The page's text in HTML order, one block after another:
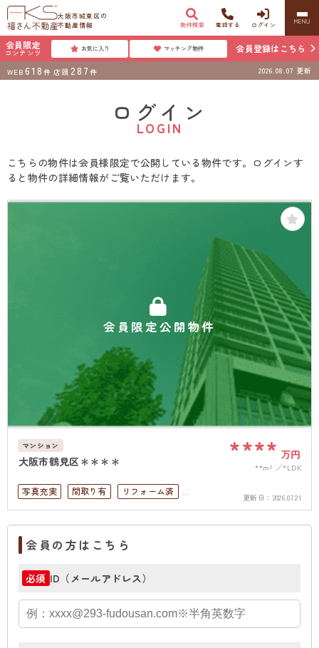
大阪市城東区の
不動産情報
物件検索 電話する ログイン MENU
会員限定
コンテンツ お気に入り マッチング物件 会員登録はこちら
WEB 618 件 店頭 287 件 2026.08.07 更新
ログイン
LOGIN
こちらの物件は会員様限定で公開している物件です。ログインす
ると物件の詳細情報がご覧いただけます。
会員限定公開物件
マンション
大阪市鶴見区＊＊＊＊ **** 万円
**m² *LDK
写真充実 間取り有
リフォーム済
駅徒歩10分以内
ペット可
4LDK以上
高層階
南面バルコニー
オートロック
角部屋
更新日： 2026.07.21
会員の方はこちら
必須 ID（メールアドレス）